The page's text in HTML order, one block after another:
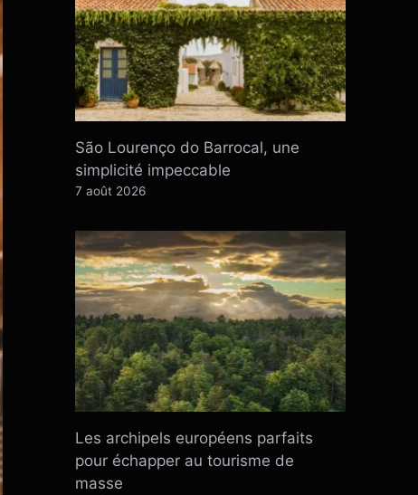
São Lourenço do Barrocal, une
simplicité impeccable
7 août 2026
Les archipels européens parfaits
pour échapper au tourisme de
masse